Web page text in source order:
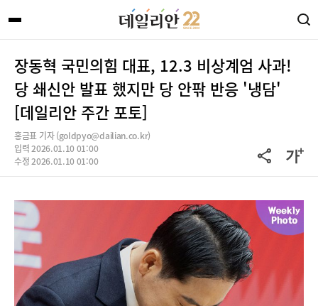
장동혁 국민의힘 대표, 12.3 비상계엄 사과!
당 쇄신안 발표 했지만 당 안팎 반응 '냉담'
[데일리안 주간 포토]
홍금표 기자 (goldpyo@dailian.co.kr)
입력 2026.01.10 01:00
수정 2026.01.10 01:00